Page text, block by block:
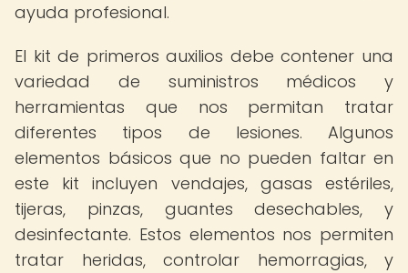
ayuda profesional.
El kit de primeros auxilios debe contener una
variedad de suministros médicos y
herramientas que nos permitan tratar
diferentes tipos de lesiones. Algunos
elementos básicos que no pueden faltar en
este kit incluyen vendajes, gasas estériles,
tijeras, pinzas, guantes desechables, y
desinfectante. Estos elementos nos permiten
tratar heridas, controlar hemorragias, y